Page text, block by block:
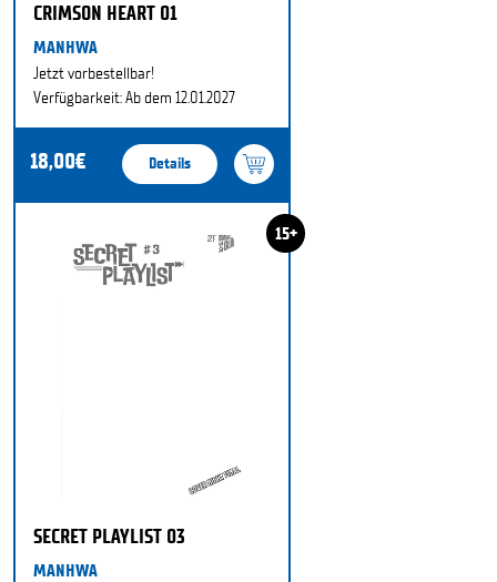
CRIMSON HEART 01
MANHWA
Jetzt vorbestellbar!
Verfügbarkeit: Ab dem 12.01.2027
18,00€ Details
15+
SECRET PLAYLIST 03
MANHWA